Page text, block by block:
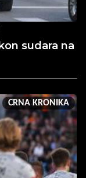
sudara na
CRNA KRONIKA